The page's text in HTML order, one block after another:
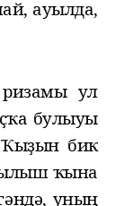
ауылда,
ул
булыуы
Ҡыҙын бик
ҡына
уның